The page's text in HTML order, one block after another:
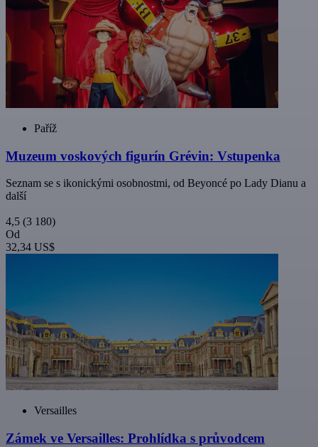
Paříž
Muzeum voskových figurín Grévin: Vstupenka
Seznam se s ikonickými osobnostmi, od Beyoncé po Lady Dianu a
další
4,5 (3 180)
Od
32,34 US$
Versailles
Zámek ve Versailles: Prohlídka s průvodcem